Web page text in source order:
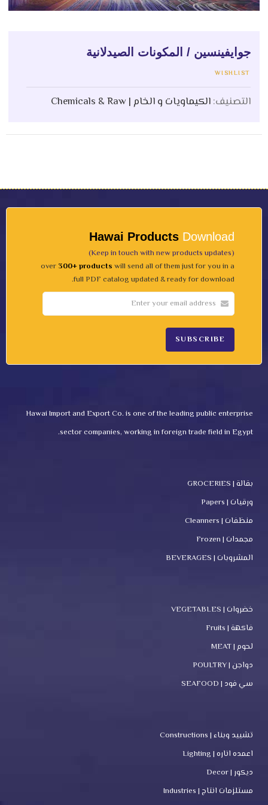
جوايفينسين / المكونات الصيدلانية
WISHLIST
التصنيف:الكيماويات و الخام | Chemicals & Raw
Hawai Products Download
(Keep in touch with new products updates)
over 300+ products will send all of them just for you in a
full PDF catalog updated & ready for download.
Hawai Import and Export Co. is one of the leading public enterprise
sector companies, working in foreign trade field in Egypt.
بقالة | GROCERIES
ورقيات | Papers
منظفات | Cleanners
مجمدات | Frozen
المشروبات | BEVERAGES
خضروات | VEGETABLES
فاكهة | Fruits
لحوم | MEAT
دواجن | POULTRY
سي فود | SEAFOOD
تشييد وبناء | Constructions
اعمده اناره | Lighting
ديكور | Decor
مستلزمات انتاج | Industries